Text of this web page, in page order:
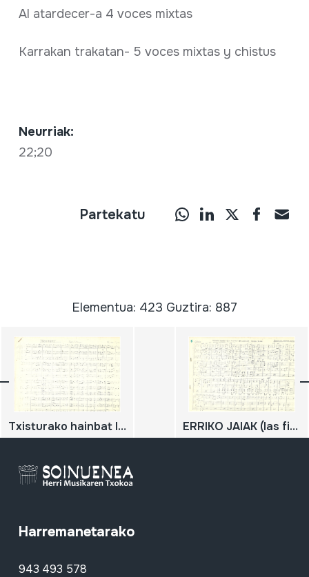
Al atardecer-a 4 voces mixtas
Karrakan trakatan- 5 voces mixtas y chistus
Neurriak:
22;20
Partekatu
Elementua: 423 Guztira: 887
Txisturako hainbat lan ERRIKO JAIAK (las fiestas del pueblo) Escenas vascas
Harremanetarako
943 493 578